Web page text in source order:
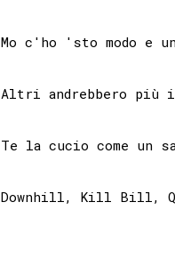
Mo c'ho 'sto modo e
Altri andrebbero più
Te la cucio come un
Downhill, Kill Bill,